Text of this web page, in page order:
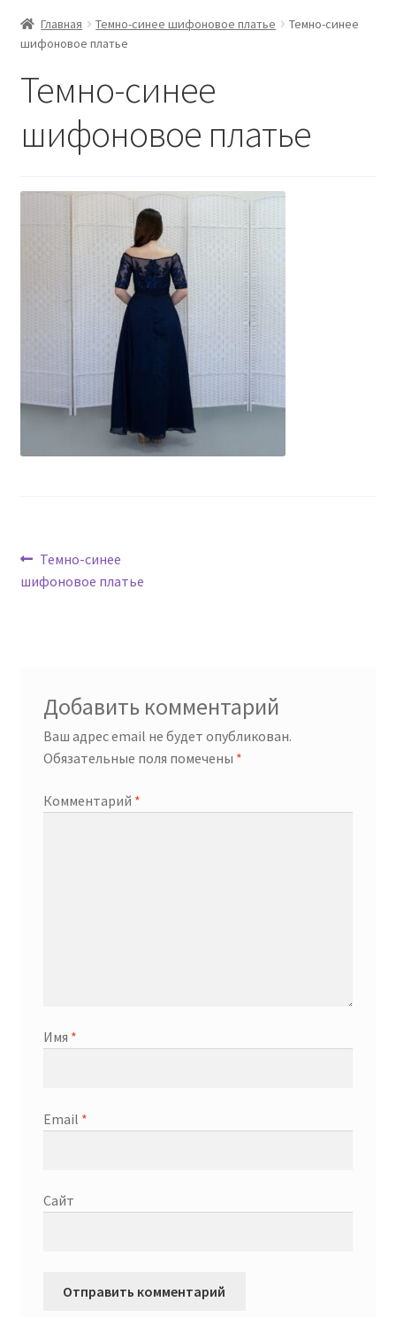
Главная Темно-синее шифоновое платье
Темно-синее
шифоновое платье
Темно-синее
шифоновое платье
Навигация
по
Предыдущая
запись:
Темно-синее
шифоновое платье
Добавить комментарий
Ваш адрес email не будет опубликован.
Обязательные поля помечены *
Комментарий *
Имя *
Email *
Сайт